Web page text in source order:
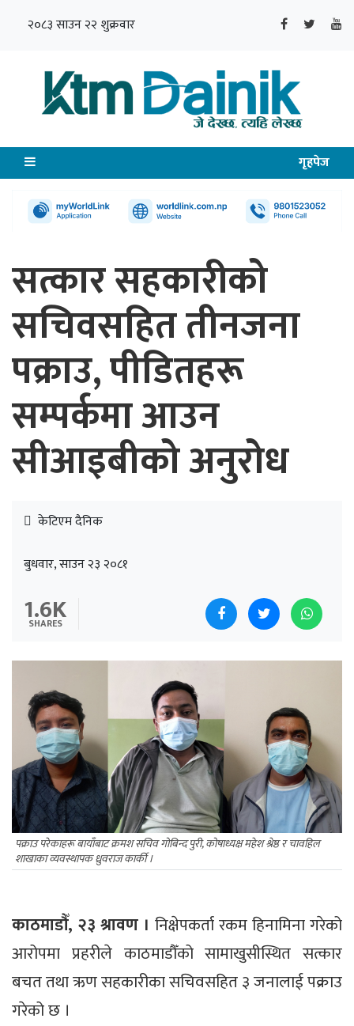
२०८३ साउन २२ शुक्रवार
गृहपेज
सत्कार सहकारीको
सचिवसहित तीनजना
पक्राउ, पीडितहरू
सम्पर्कमा आउन
सीआइबीको अनुरोध
केटिएम दैनिक
बुधवार, साउन २३ २०८१
1.6K
SHARES
पक्राउ परेकाहरू बायाँबाट क्रमश सचिव गोबिन्द पुरी, कोषाध्यक्ष महेश श्रेष्ठ र चावहिल
शाखाका व्यवस्थापक ध्रुवराज कार्की ।
काठमाडौँ, २३ श्रावण । निक्षेपकर्ता रकम हिनामिना गरेको
आरोपमा प्रहरीले काठमाडौँको सामाखुसीस्थित सत्कार
बचत तथा ऋण सहकारीका सचिवसहित ३ जनालाई पक्राउ
गरेको छ ।